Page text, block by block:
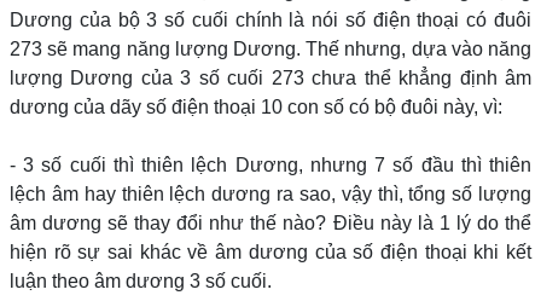
Dương của bộ 3 số cuối chính là nói số điện thoại có đuôi
273 sẽ mang năng lượng Dương. Thế nhưng, dựa vào năng
lượng Dương của 3 số cuối 273 chưa thể khẳng định âm
dương của dãy số điện thoại 10 con số có bộ đuôi này, vì:
- 3 số cuối thì thiên lệch Dương, nhưng 7 số đầu thì thiên
lệch âm hay thiên lệch dương ra sao, vậy thì, tổng số lượng
âm dương sẽ thay đổi như thế nào? Điều này là 1 lý do thể
hiện rõ sự sai khác về âm dương của số điện thoại khi kết
luận theo âm dương 3 số cuối.